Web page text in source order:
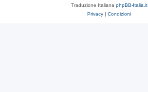
Traduzione Italiana phpBB-Italia.it
Privacy | Condizioni